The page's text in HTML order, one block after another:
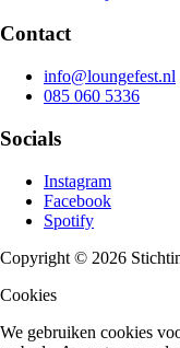
Contact
info@loungefest.nl
085 060 5336
Socials
Instagram
Facebook
Spotify
Copyright © 2026
Cookies
We gebruiken cookies